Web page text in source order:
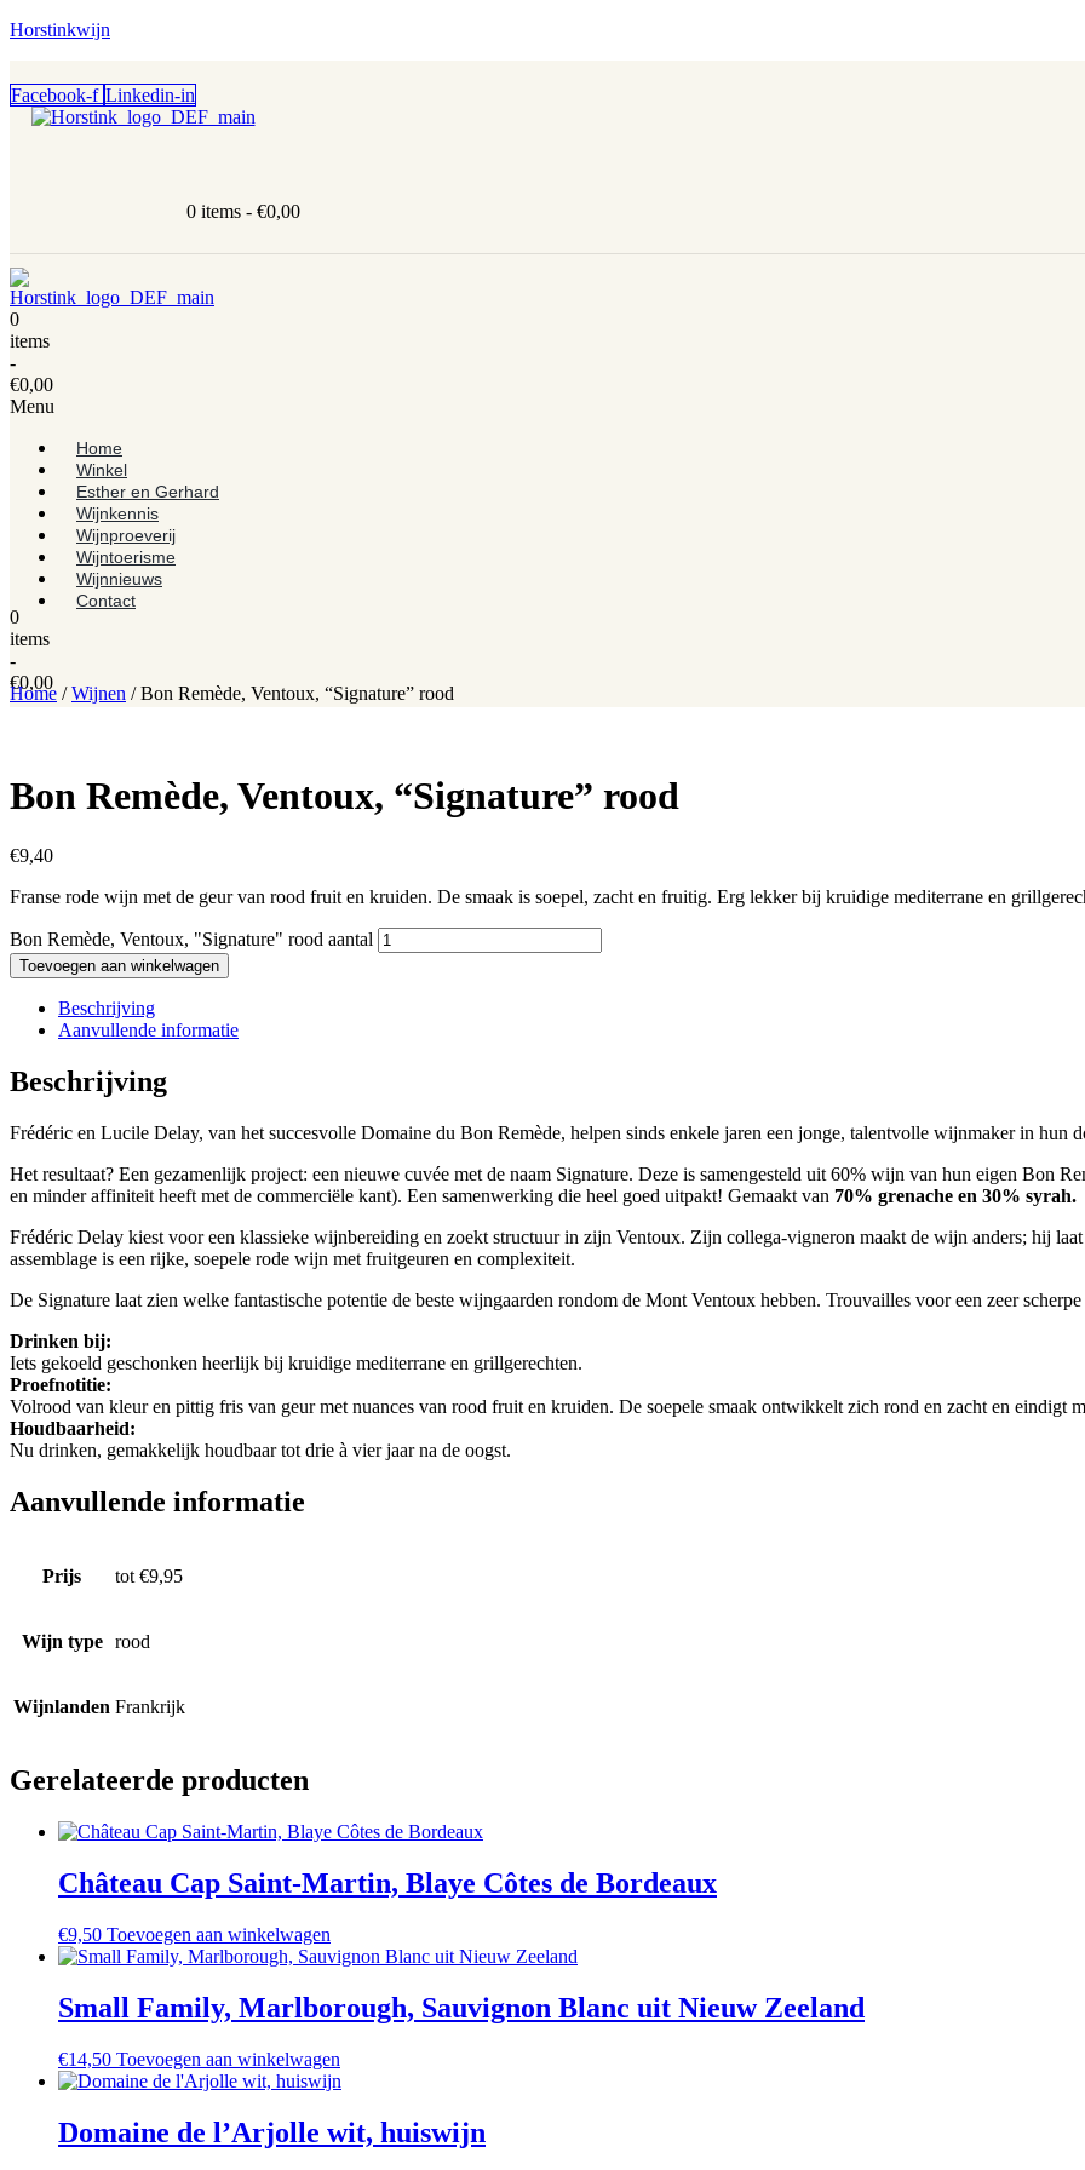
Horstinkwijn
Facebook-f Linkedin-in
0 items - €0,00
0
items
-
€0,00
Menu
Home
Winkel
Esther en Gerhard
Wijnkennis
Wijnproeverij
Wijntoerisme
Wijnnieuws
Contact
0
items
-
€0,00
Home /Wijnen / Bon Remède, Ventoux, “Signature” rood
Bon Remède, Ventoux, “Signature” rood
€9,40
Franse rode wijn met de geur van rood fruit en kruiden. De smaak is soepel, zacht en fruitig. Erg lekker bij kruidige mediterrane en
Bon Remède, Ventoux, "Signature" rood aantal
Toevoegen aan winkelwagen
Beschrijving
Aanvullende informatie
Beschrijving
Frédéric en Lucile Delay, van het succesvolle Domaine du Bon Remède, helpen sinds enkele jaren een jonge, talentvolle wijnmaker in hun
Het resultaat? Een gezamenlijk project: een nieuwe cuvée met de naam Signature. Deze is samengesteld uit 60% wijn van hun eigen Bon
en minder affiniteit heeft met de commerciële kant). Een samenwerking die heel goed uitpakt! Gemaakt van 70% grenache en 30% syrah.
Frédéric Delay kiest voor een klassieke wijnbereiding en zoekt structuur in zijn Ventoux. Zijn collega-vigneron maakt de wijn anders; hij
assemblage is een rijke, soepele rode wijn met fruitgeuren en complexiteit.
De Signature laat zien welke fantastische potentie de beste wijngaarden rondom de Mont Ventoux hebben. Trouvailles voor een zeer scherpe
Drinken bij:
Iets gekoeld geschonken heerlijk bij kruidige mediterrane en grillgerechten.
Proefnotitie:
Volrood van kleur en pittig fris van geur met nuances van rood fruit en kruiden. De soepele smaak ontwikkelt zich rond en zacht en eindigt
Houdbaarheid:
Nu drinken, gemakkelijk houdbaar tot drie à vier jaar na de oogst.
Aanvullende informatie
Prijs tot €9,95
Wijn type rood
Wijnlanden Frankrijk
Gerelateerde producten
Château Cap Saint-Martin, Blaye Côtes de Bordeaux
€9,50 Toevoegen aan winkelwagen
Small Family, Marlborough, Sauvignon Blanc uit Nieuw Zeeland
€14,50 Toevoegen aan winkelwagen
Domaine de l’Arjolle wit, huiswijn